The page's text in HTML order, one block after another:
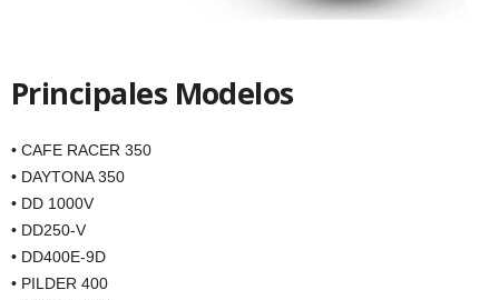
Principales Modelos
• CAFE RACER 350
• DAYTONA 350
• DD 1000V
• DD250-V
• DD400E-9D
• PILDER 400